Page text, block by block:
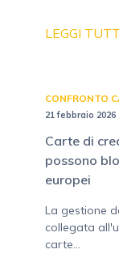
LEGGI
CONFRONTO
21 febbraio 2026
Carte di
possono
europei
La gestione
collegata
carte...